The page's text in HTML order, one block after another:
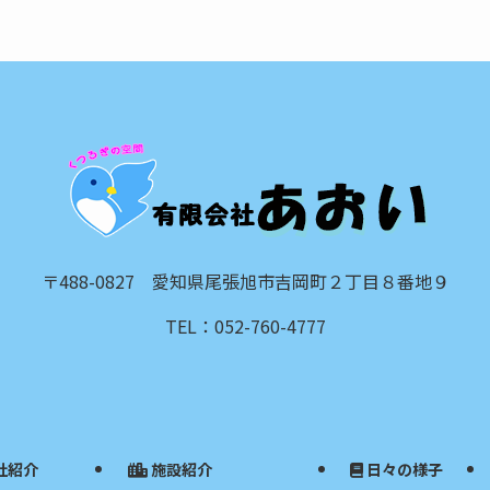
〒488-0827 愛知県尾張旭市吉岡町２丁目８番地９
TEL：052-760-4777
紹介 施設紹介 日々の様子